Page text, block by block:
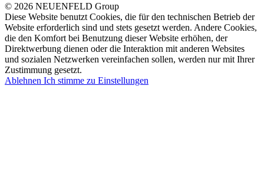
© 2026 NEUENFELD Group
Diese Website benutzt Cookies, die für den technischen Betrieb der
Website erforderlich sind und stets gesetzt werden. Andere Cookies,
die den Komfort bei Benutzung dieser Website erhöhen, der
Direktwerbung dienen oder die Interaktion mit anderen Websites
und sozialen Netzwerken vereinfachen sollen, werden nur mit Ihrer
Zustimmung gesetzt.
Ablehnen Ich stimme zu Einstellungen